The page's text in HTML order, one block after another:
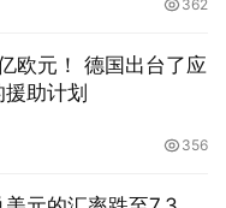
362
欧元！ 德国出台了应
援助计划
356